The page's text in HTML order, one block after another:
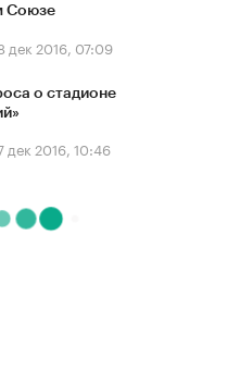
Союзе
дек 2016, 07:09
о стадионе
дек 2016, 10:46